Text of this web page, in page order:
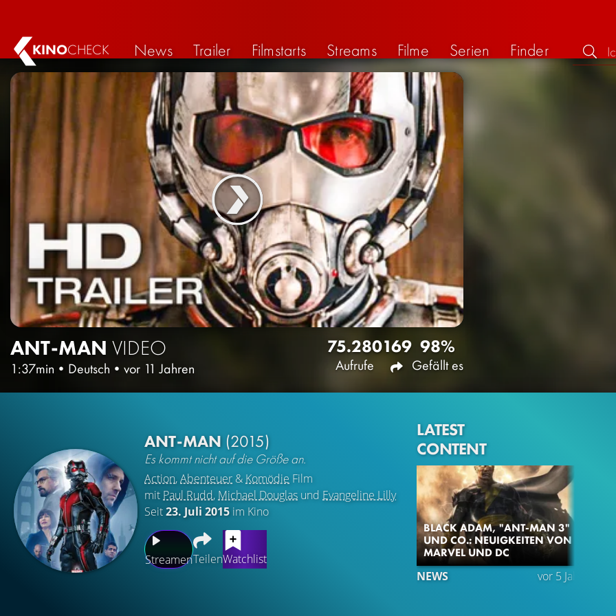
KINOCHECK News Trailer Filmstarts Streams Filme Serien Finder
ANT-MAN VIDEO
1:37min • Deutsch • vor 11 Jahren
75.280
Aufrufe
169 98%
Gefällt es
ANT-MAN (2015)
Es kommt nicht auf die Größe an.
Action,Abenteuer & Komödie Film
mit Paul Rudd, Michael Douglas und Evangeline Lilly
Seit23. Juli 2015 im Kino
StreamenTeilenWatchlist
LATEST
CONTENT
BLACK ADAM, "ANT-MAN 3"
UND CO.: NEUIGKEITEN VON
MARVEL UND DC
NEWS vor 5 Jahren